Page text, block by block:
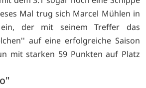
Mal trug sich Marcel Mühlen in
der mit seinem Treffer das
auf eine erfolgreiche Saison
mit starken 59 Punkten auf Platz